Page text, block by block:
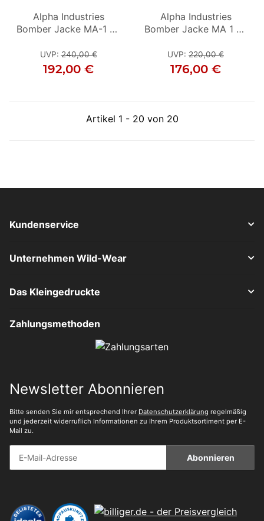
Alpha Industries
Bomber Jacke MA-1 D-
schwarz
UVP:240,00 €
192,00 €
Alpha Industries
Bomber Jacke MA-1 D-
UVP:240,00 €
192,00 €
Alpha Industries
Bomber Jacke MA 1 D-
UVP: 220,00 €
176,00 €
Artikel 1 - 20 von 20
Kundenservice
Unternehmen Wild-Wear
Das Kleingedruckte
Zahlungsmethoden
Newsletter Abonnieren
Bitte senden Sie mir entsprechend Ihrer Datenschutzerklärung regelmäßig
und jederzeit widerruflich Informationen zu Ihrem Produktsortiment per E-
Mail zu.
Abonnieren